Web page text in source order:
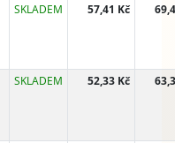
SKLADEM 57,41 Kč
SKLADEM 52,33 Kč